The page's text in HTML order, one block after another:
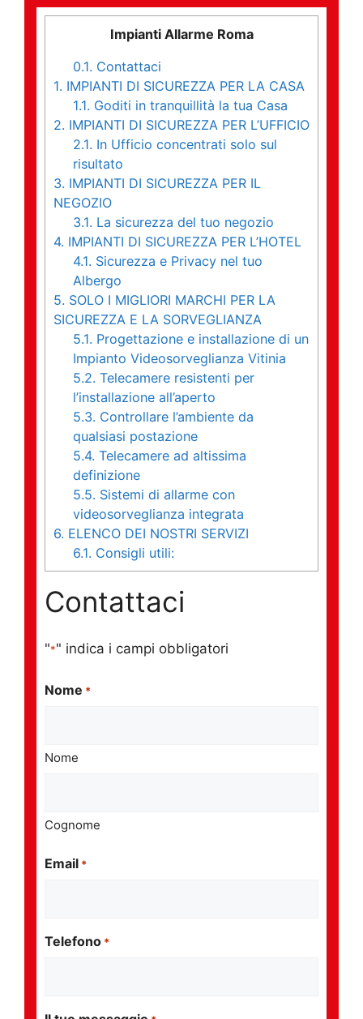
Impianti Allarme Roma
0.1. Contattaci
1. IMPIANTI DI SICUREZZA PER LA CASA
1.1. Goditi in tranquillità la tua Casa
2. IMPIANTI DI SICUREZZA PER L’UFFICIO
2.1. In Ufficio concentrati solo sul
risultato
3. IMPIANTI DI SICUREZZA PER IL
NEGOZIO
3.1. La sicurezza del tuo negozio
4. IMPIANTI DI SICUREZZA PER L’HOTEL
4.1. Sicurezza e Privacy nel tuo
Albergo
5. SOLO I MIGLIORI MARCHI PER LA
SICUREZZA E LA SORVEGLIANZA
5.1. Progettazione e installazione di un
Impianto Videosorveglianza Vitinia
5.2. Telecamere resistenti per
l’installazione all’aperto
5.3. Controllare l’ambiente da
qualsiasi postazione
5.4. Telecamere ad altissima
definizione
5.5. Sistemi di allarme con
videosorveglianza integrata
6. ELENCO DEI NOSTRI SERVIZI
6.1. Consigli utili:
Contattaci
"*" indica i campi obbligatori
Nome *
Nome
Cognome
Email *
Telefono *